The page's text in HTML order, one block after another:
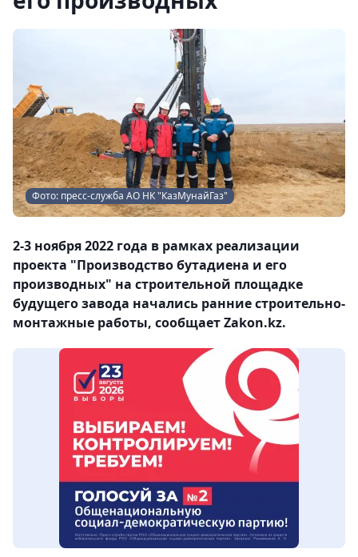
Фото: пресс-служба АО НК "КазМунайГаз"
2-3 ноября 2022 года в рамках реализации
проекта "Производство бутадиена и его
производных" на строительной площадке
будущего завода начались ранние строительно-
монтажные работы, сообщает Zakon.kz.